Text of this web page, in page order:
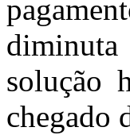
diminuta
solução
chegado